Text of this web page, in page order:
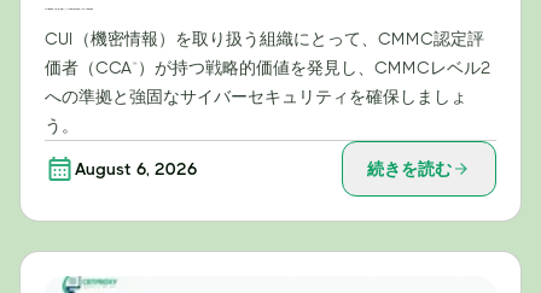
CUI（機密情報）を取り扱う組織にとって、CMMC認定評
価者（CCA™）が持つ戦略的価値を発見し、CMMCレベル2
への準拠と強固なサイバーセキュリティを確保しましょ
う。
August 6, 2026 続きを読む